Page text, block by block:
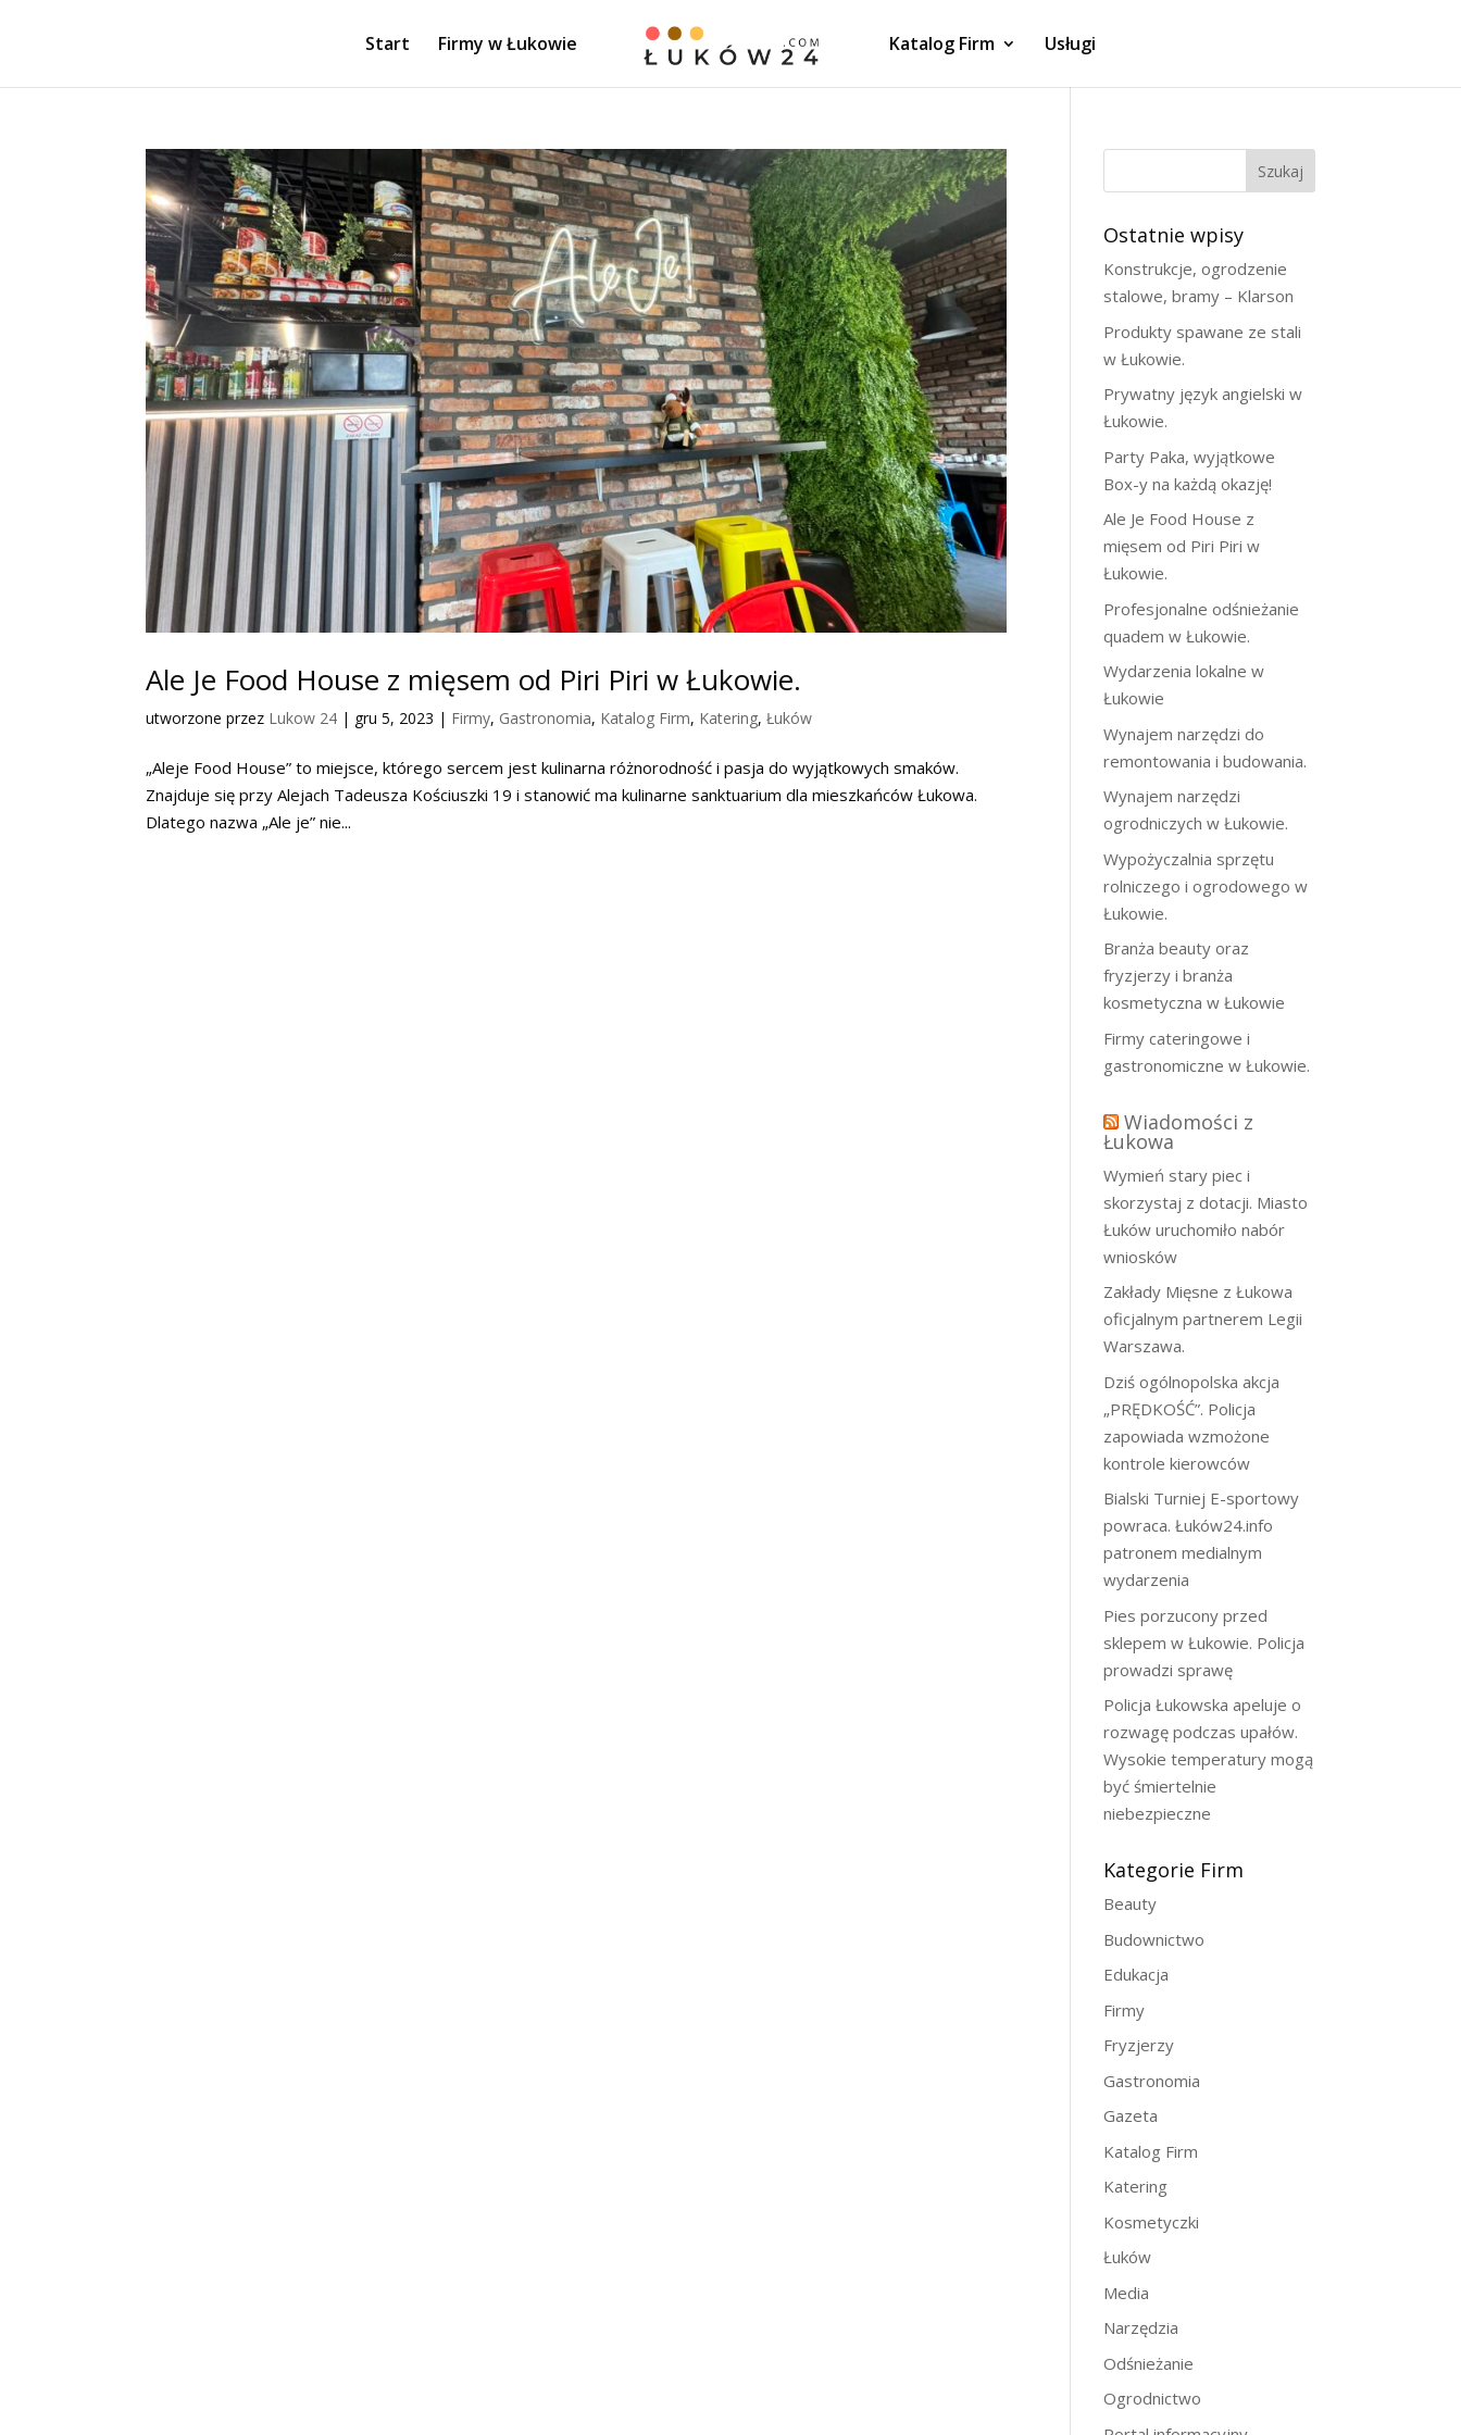
Start Firmy w Łukowie Katalog Firm Usługi
Ale Je Food House z mięsem od Piri Piri w Łukowie.
utworzone przez Lukow 24 | gru 5, 2023 | Firmy, Gastronomia, Katalog Firm, Katering,Łuków
„Aleje Food House” to miejsce, którego sercem jest kulinarna różnorodność i pasja do wyjątkowych smaków.
Znajduje się przy Alejach Tadeusza Kościuszki 19 i stanowić ma kulinarne sanktuarium dla mieszkańców Łukowa.
Dlatego nazwa „Ale je” nie...
Szukaj
Ostatnie wpisy
Konstrukcje, ogrodzenie
stalowe, bramy – Klarson
Produkty spawane ze stali
w Łukowie.
Prywatny język angielski w
Łukowie.
Party Paka, wyjątkowe
Box-y na każdą okazję!
Ale Je Food House z
mięsem od Piri Piri w
Łukowie.
Profesjonalne odśnieżanie
quadem w Łukowie.
Wydarzenia lokalne w
Łukowie
Wynajem narzędzi do
remontowania i budowania.
Wynajem narzędzi
ogrodniczych w Łukowie.
Wypożyczalnia sprzętu
rolniczego i ogrodowego w
Łukowie.
Branża beauty oraz
fryzjerzy i branża
kosmetyczna w Łukowie
Firmy cateringowe i
gastronomiczne w Łukowie.
Wiadomości z
Łukowa
Wymień stary piec i
skorzystaj z dotacji. Miasto
Łuków uruchomiło nabór
wniosków
Zakłady Mięsne z Łukowa
oficjalnym partnerem Legii
Warszawa.
Dziś ogólnopolska akcja
„PRĘDKOŚĆ”. Policja
zapowiada wzmożone
kontrole kierowców
Bialski Turniej E-sportowy
powraca. Łuków24.info
patronem medialnym
wydarzenia
Pies porzucony przed
sklepem w Łukowie. Policja
prowadzi sprawę
Policja Łukowska apeluje o
rozwagę podczas upałów.
Wysokie temperatury mogą
być śmiertelnie
niebezpieczne
Kategorie Firm
Beauty
Budownictwo
Edukacja
Firmy
Fryzjerzy
Gastronomia
Gazeta
Katalog Firm
Katering
Kosmetyczki
Łuków
Media
Narzędzia
Odśnieżanie
Ogrodnictwo